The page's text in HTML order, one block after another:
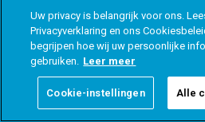
Uw privacy is belangrijk voor ons.
Privacyverklaring en ons
begrijpen hoe wij uw persoonlijke
gebruiken. Leer meer
Cookie-instellingen Alle